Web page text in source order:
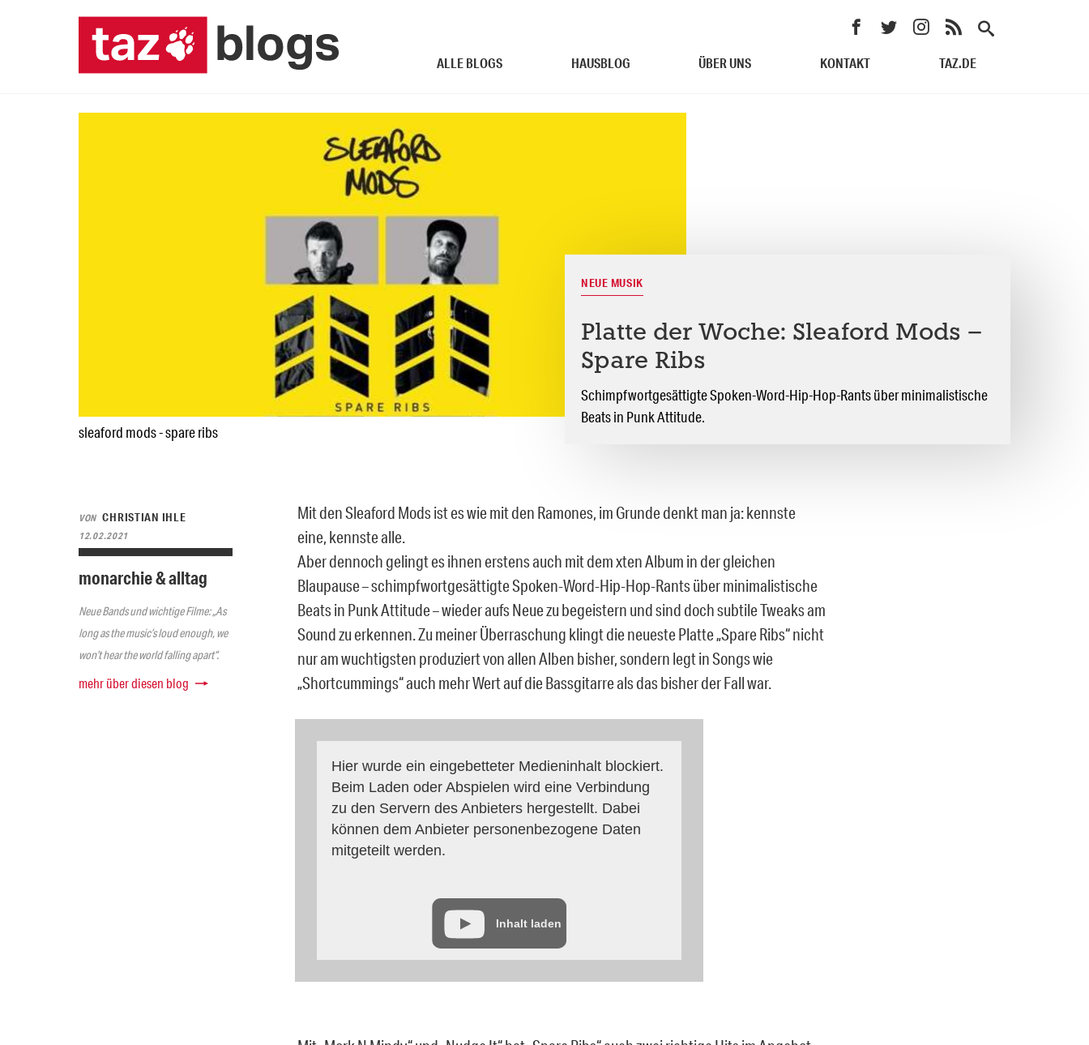
ALLE BLOGS HAUSBLOG ÜBER UNS KONTAKT TAZ.DE
sleaford mods - spare ribs
NEUE MUSIK
Platte der Woche: Sleaford Mods –
Spare Ribs
Schimpfwortgesättigte Spoken-Word-Hip-Hop-Rants über minimalistische
Beats in Punk Attitude.
VON CHRISTIAN IHLE
12.02.2021
monarchie & alltag
Neue Bands und wichtige Filme: „As
long as the music’s loud enough, we
won’t hear the world falling apart“.
mehr über diesen blog
Mit den Sleaford Mods ist es wie mit den Ramones, im Grunde denkt man ja: kennste
eine, kennste alle.
Aber dennoch gelingt es ihnen erstens auch mit dem xten Album in der gleichen
Blaupause – schimpfwortgesättigte Spoken-Word-Hip-Hop-Rants über minimalistische
Beats in Punk Attitude – wieder aufs Neue zu begeistern und sind doch subtile Tweaks am
Sound zu erkennen. Zu meiner Überraschung klingt die neueste Platte „Spare Ribs“ nicht
nur am wuchtigsten produziert von allen Alben bisher, sondern legt in Songs wie
„Shortcummings“ auch mehr Wert auf die Bassgitarre als das bisher der Fall war.
Hier wurde ein eingebetteter Medieninhalt blockiert.
Beim Laden oder Abspielen wird eine Verbindung
zu den Servern des Anbieters hergestellt. Dabei
können dem Anbieter personenbezogene Daten
mitgeteilt werden.
Inhalt laden